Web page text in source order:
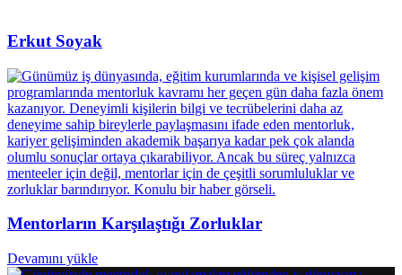
Erkut Soyak
Mentorların Karşılaştığı Zorluklar
Devamını yükle